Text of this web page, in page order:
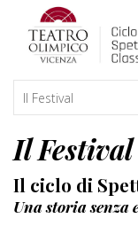
Il Festival
Il ciclo di
Una storia senza